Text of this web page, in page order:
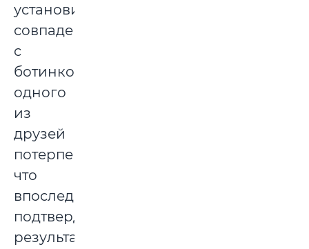
установил
совпадение
с
ботинком
одного
из
друзей
потерпевшего,
что
впоследствии
подтвердили
результаты